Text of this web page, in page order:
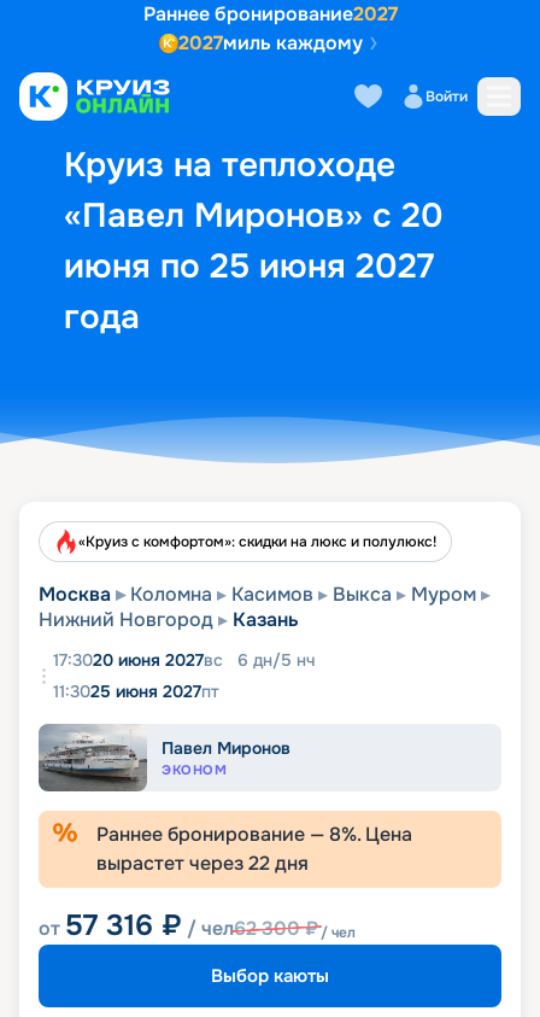
Раннее бронирование2027
2027миль каждому
Войти
Круиз на теплоходе
«Павел Миронов» с 20
июня по 25 июня 2027
года
Выбор кают Маршрут и
«Круиз с комфортом»: скидки на люкс и полулюкс!
Москва Коломна Касимов Выкса
Муром
Нижний Новгород
Казань
17:3020 июня 2027вс 6 дн/5 нч
11:3025 июня 2027пт
Павел Миронов
ЭКОНОМ
Раннее бронирование — 8%. Цена
вырастет через22дня
от 57 316 ₽ / чел62 300₽/ чел
Выбор каюты